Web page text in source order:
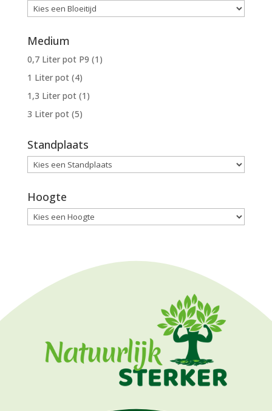
Medium
0,7 Liter pot P9 (1)
1 Liter pot (4)
1,3 Liter pot (1)
3 Liter pot (5)
Standplaats
Hoogte